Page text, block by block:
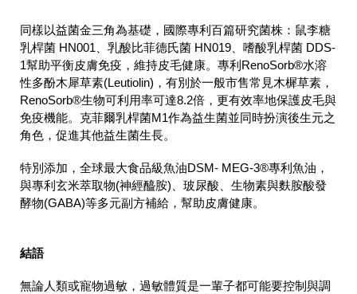
同樣以益菌金三角為基礎，國際專利百篇研究菌株：鼠李糖
乳桿菌 HN001、乳酸比菲德氏菌 HN019、嗜酸乳桿菌 DDS-
1幫助平衡皮膚免疫，維持皮毛健康。專利RenoSorb®水溶
性多酚木犀草素(Leutiolin)，有別於一般市售常見木樨草素，
RenoSorb®生物可利用率可達8.2倍，更有效率地保護皮毛與
免疫機能。克菲爾乳桿菌M1作為益生菌並同時扮演後生元之
角色，促進其他益生菌生長。
特別添加，全球最大食品級魚油DSM- MEG-3®專利魚油，
與專利玄米萃取物(神經醯胺)、玻尿酸、生物素與麩胺酸發
酵物(GABA)等多元副方補給，幫助皮膚健康。
結語
無論人類或寵物過敏，過敏體質是一輩子都可能要控制與調